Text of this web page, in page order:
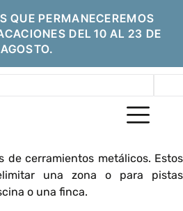
QUE PERMANECEREMOS
DEL 10 AL 23 DE
AGOSTO.
de cerramientos metálicos. Estos
una zona o para pistas
o una finca.